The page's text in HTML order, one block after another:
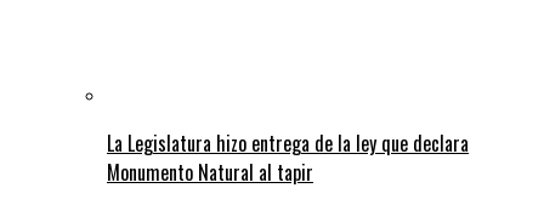
La Legislatura hizo entrega de la ley que declara
Monumento Natural al tapir